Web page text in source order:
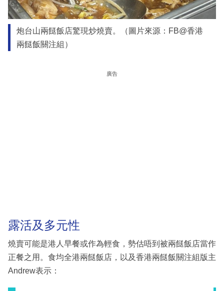
炮台山兩餸飯店驚現炒燒賣。（圖片來源：FB@香港
兩餸飯關注組）
廣告
露活及多元性
燒賣可能是港人早餐或作為輕食，勢估唔到被兩餸飯店當作
正餐之用。食均全港兩餸飯店，以及香港兩餸飯關注組版主
Andrew表示：